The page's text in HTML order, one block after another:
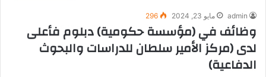
admin مايو 23, 2024 296
وظائف في (مؤسسة حكومية) دبلوم فأعلى
لدى (مركز الأمير سلطان للدراسات والبحوث
الدفاعية)